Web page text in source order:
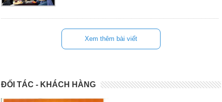
Xem thêm bài viết
ĐỐI TÁC - KHÁCH HÀNG